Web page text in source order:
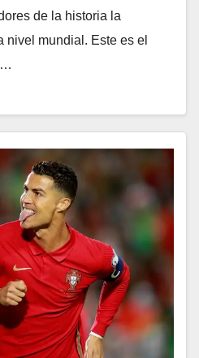
de la historia la
nivel mundial. Este es el